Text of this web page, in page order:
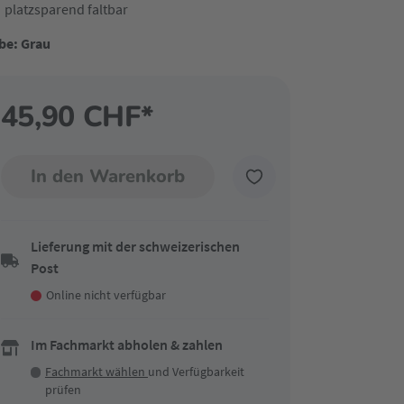
platzsparend faltbar
Grau
45,90 CHF*
In den Warenkorb
Lieferung mit der schweizerischen
Post
Online nicht verfügbar
Im Fachmarkt abholen & zahlen
Fachmarkt wählen und Verfügbarkeit
prüfen